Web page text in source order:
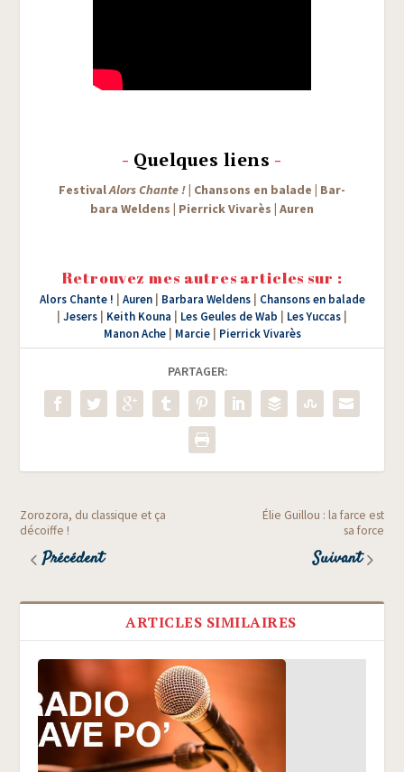
- Quelques liens -
Fes­ti­valAlors Chante !| Chan­sons en balade | Bar­
ba­ra Wel­dens | Pier­rick Viva­rès | Auren
Retrouvez mes autres articles sur :
Alors Chante ! Auren| Barbara Weldens| Chansons en balade
Jesers Keith Kouna Les Geules de Wab Les Yuccas
Manon Ache| Marcie| Pierrick Vivarès
PARTAGER:
Zorozora, du classique et ça
décoiffe !
Précédent
Élie Guillou : la farce est
sa force
Suivant
ARTICLES SIMILAIRES